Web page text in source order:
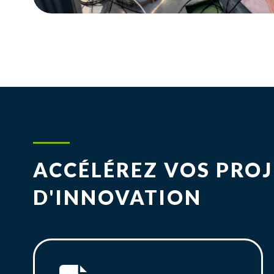
ACCÉLÉREZ VOS
D'INNOVATION